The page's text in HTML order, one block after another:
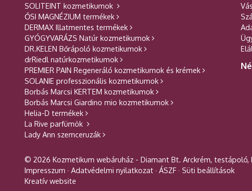
SOLITEINT kozmetikumok
ŐSI MAGNÉZIUM termékek
DERMAX Illatmentes termékek
GYÓGYVARÁZS Natúr kozmetikumok
DR.KELEN Bőrápoló kozmetikumok
drRiedl natúrkozmetikumok
PREMIER PAIN Regeneráló kozmetikumok és krémek
SOLANIE professzionális kozmetikumok
Borbás Marcsi KERTEM kozmetikumok
Borbás Marcsi Giardino mio kozmetikumok
Helia-D termékek
La Rive parfümök
Lady Ann szemceruzák
© 2026 Kozmetikum webáruház - Diamant Bt. Arckrém,
Impresszum
Adatvédelmi nyilatkozat ÁSZF
Süti beállítások
Kreatív website